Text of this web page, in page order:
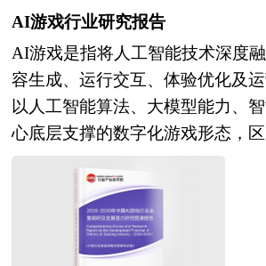
控、标准引领能力及生态构建优势
轮国际竞争中占据战略制高点。
由中研普华咨询公司领衔撰写，在
调研基础上，主要依据了国家统计
部、国家发改委、国家经济信息
中心、中国行业研究网、全国及
杂志的基础信息以及专业研究单
大量资料。对全球及国内通信设
入的分析，是企业进行市场研究
中研普华咨询公司领衔撰写，在大
研基础上，主要依据了国家统计
国家发改委、国家经济信息中心
中心、国家海关总署、全国商业
济景气监测中心、中国行业研究
关报刊杂志的基础信息以及智慧
等公布和提供的大量资料。报告
业的供需状况、发展现状、子行
了分析，重点分析了国内外智慧
动产品升级，三色激光技术突破散
持续提升，AI 大模型赋能画质优
互，光机小型化、散热效能提升推
息投影、AR 投影等前沿技术逐步
用与新兴场景需求分化，教育领域
求增长，文旅展览、车载 HUD、
场景加速落地，定制化解决方案
四，绿色低碳与生态融合成主流
级倒逼低功耗产品研发，行业从 “
层次和深度也发生了变化。因此
要的意义。中研普华拥有28年的
场研究及大量项目运作经验，业
300多个产业园区规划落地项目案
产业园区、特色小镇、田园综合
慧物流、乡村振兴等类型项目规
华28年的产业研究服务经验，形
究及战略投资一体化服务体系，
行业，积累了数十万份行业研究
AI游戏行业研究报告
AI游戏是指将人工智能技术深度
容生成、运行交互、体验优化及
以人工智能算法、大模型能力、
心底层支撑的数字化游戏形态，
式AI、智能决策模型、环境感知
重构游戏的内容创作模式、角色
动形式与动态运行机制，实现游